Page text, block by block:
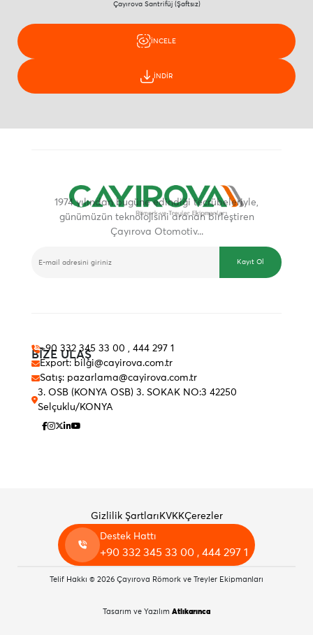
Çayırova Santrifüj (Şaftsız)
İNCELE
İNDİR
1974 yılından bugüne edindiği tecrübeleriyle,
günümüzün teknolojisini aranan birleştiren
Çayırova Otomotiv...
Kayıt Ol
BİZE ULAŞ
+90 332 345 33 00 , 444 297 1
Export: bilgi@cayirova.com.tr
Satış: pazarlama@cayirova.com.tr
3. OSB (KONYA OSB) 3. SOKAK NO:3 42250
Selçuklu/KONYA
Gizlilik Şartları KVKKÇerezler
Destek Hattı
+90 332 345 33 00 , 444 297 1
Telif Hakkı © 2026 Çayırova Römork ve Treyler Ekipmanları
Tasarım ve Yazılım Atlıkarınca